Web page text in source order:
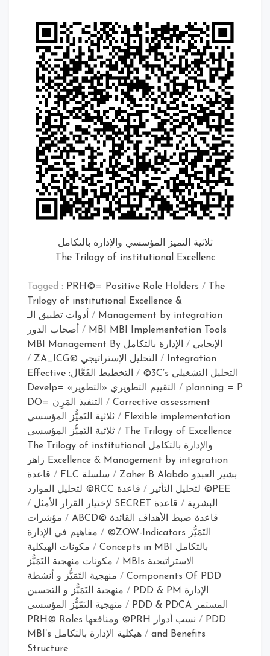
ثلاثية التميز المؤسسي والإدارة بالتكامل
The Trilogy of institutional Excellenc
Tagged : PRH©= Positive Role Holders / The
Trilogy of institutional Excellence &
Management by integration
/ أدوات تطبيق الـ
MBI MBI Implementation Tools
/ أصحاب الدور
الإيجابي /
الإدارة بالتكامل MBI Management By
Integration
/ التحليل الإستراتيجي ©ZA_ICG
/
التحليل التشغيلي 3C’s©
/
التخطيط الفَعَّال: Effective
planning = P
/
التقييم التطويري «التطوير» Develp=
Corrective assessment
/
التنفيذ المَرِن DO=
Flexible implementation
/ ثلاثية التَميُّز المؤسسي
The Trilogy of Excellence
/ ثلاثية التَميُّز المؤسسي
والإدارة بالتكامل The Trilogy of institutional
Excellence & Management by integration زاهر
بشير العبدو Zaher B Alabdo
/ سلسلة FLC / قاعدة
PEE© لتحليل التأثير
/
قاعدة RCC© لتحليل الموارد
البشرية / قاعدة SECRET لإختيار القرار الأمثل
/
قاعدة ضبط الأهداف القائدة ©ABCD
/ مؤشرات
التَمَيُّز ZOW-Indicators©
/ مفاهيم في الإدارة
بالتكامل Concepts in MBI
/ مكونات الهيكلية
الاستراتيجية MBIs
/ مكونات منهجية التَمَيُّز
Components Of PDD
/ منهجية التَمَيُّز و أنشطة
الإدارة PDD & PM
/ منهجية التَمَيُّز و التحسين
المستمر PDD & PDCA
/ منهجية التَمّيُّز المؤسسي
PDD
/
نسب أدوار PRH© ومنافعها PRH© Roles
and Benefits
/
هيكلية الإدارة بالتكامل MBI’s
Structure